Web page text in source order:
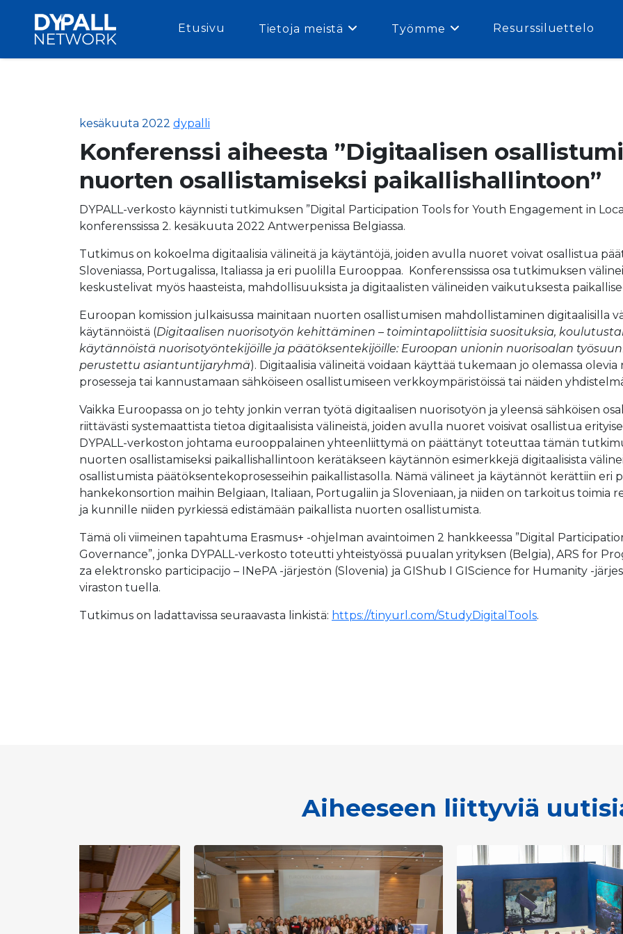
Etusivu Tietoja meistä Työmme Resurssiluettelo
kesäkuuta 2022 dypalli
Konferenssi aiheesta ”Digitaalisen
nuorten osallistamiseksi paikallishallintoon”
DYPALL-verkosto käynnisti tutkimuksen ”Digital Participation Tools for Youth Engagement in
konferenssissa 2. kesäkuuta 2022 Antwerpenissa Belgiassa.
Tutkimus on kokoelma digitaalisia välineitä ja käytäntöjä, joiden avulla nuoret voivat osallistua
Sloveniassa, Portugalissa, Italiassa ja eri puolilla Eurooppaa. Konferenssissa osa tutkimuksen
keskustelivat myös haasteista, mahdollisuuksista ja digitaalisten välineiden vaikutuksesta
Euroopan komission julkaisussa mainitaan nuorten osallistumisen mahdollistaminen digitaalisilla
käytännöistä (Digitaalisen nuorisotyön kehittäminen – toimintapoliittisia suosituksia,
käytännöistä nuorisotyöntekijöille ja päätöksentekijöille: Euroopan unionin nuorisoalan
perustettu asiantuntijaryhmä). Digitaalisia välineitä voidaan käyttää tukemaan jo olemassa
prosesseja tai kannustamaan sähköiseen osallistumiseen verkkoympäristöissä tai näiden
Vaikka Euroopassa on jo tehty jonkin verran työtä digitaalisen nuorisotyön ja yleensä sähköisen
riittävästi systemaattista tietoa digitaalisista välineistä, joiden avulla nuoret voisivat osallistua
DYPALL-verkoston johtama eurooppalainen yhteenliittymä on päättänyt toteuttaa tämän
nuorten osallistamiseksi paikallishallintoon kerätäkseen käytännön esimerkkejä digitaalisista
osallistumista päätöksentekoprosesseihin paikallistasolla. Nämä välineet ja käytännöt kerättiin eri
hankekonsortion maihin Belgiaan, Italiaan, Portugaliin ja Sloveniaan, ja niiden on tarkoitus toimia
ja kunnille niiden pyrkiessä edistämään paikallista nuorten osallistumista.
Tämä oli viimeinen tapahtuma Erasmus+ -ohjelman avaintoimen 2 hankkeessa ”Digital
Governance”, jonka DYPALL-verkosto toteutti yhteistyössä puualan yrityksen (Belgia), ARS for
za elektronsko participacijo – INePA -järjestön (Slovenia) ja GIShub I GIScience for Humanity -
viraston tuella.
Tutkimus on ladattavissa seuraavasta linkistä: https://tinyurl.com/StudyDigitalTools.
Aiheeseen liittyviä